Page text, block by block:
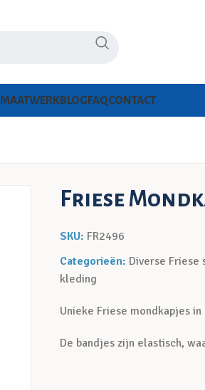
MAATWERKBLOGFAQCONTACT
Friese
SKU: FR2496
Categorieën: Diverse Friese
kleding
Unieke Friese mondkapjes
De bandjes zijn elastisch,